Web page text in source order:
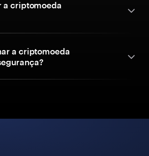
a criptomoeda
a criptomoeda